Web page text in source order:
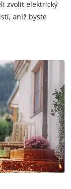
zvolit elektrický
aniž byste